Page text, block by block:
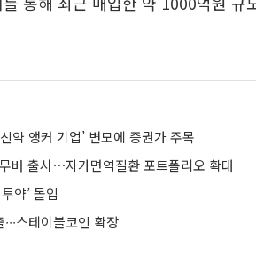
약 앵커 기업’ 변모에 증권가 주목
버 출시⋯자가면역질환 포트폴리오 확대
약’ 돌입
스테이블코인 확장